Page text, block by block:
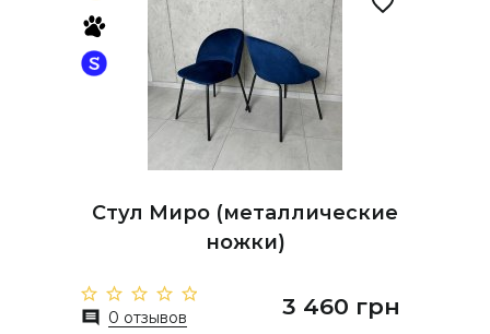
Стул Миро (металлические
ножки)
0 отзывов 3 460 грн